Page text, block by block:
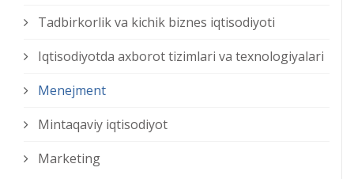
Tadbirkorlik va kichik biznes iqtisodiyoti
Iqtisodiyotda axborot tizimlari va texnologiyalari
Menejment
Mintaqaviy iqtisodiyot
Marketing